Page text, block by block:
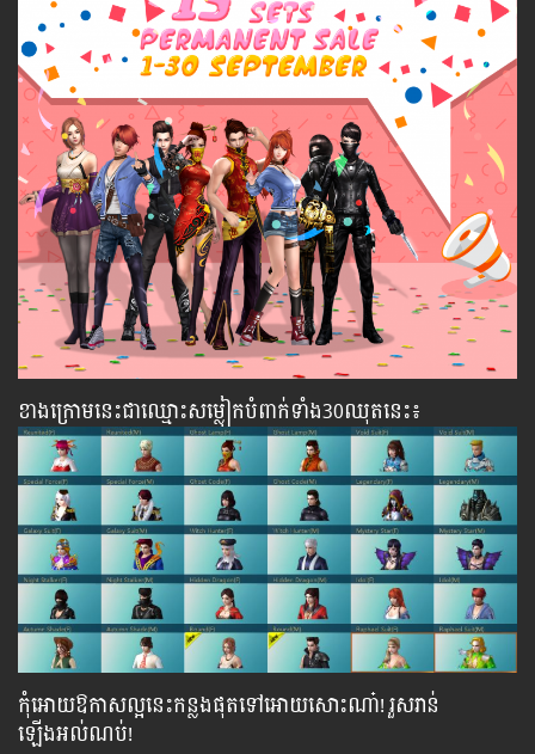
ខាងក្រោមនេះជាឈ្មោះសម្លៀកបំពាក់ទាំង30ឈុតនេះ៖
កុំអោយឱកាសល្អនេះកន្លងផុតទៅអោយសោះណា៎! រួសរាន់
ឡើងអល់ណប់!